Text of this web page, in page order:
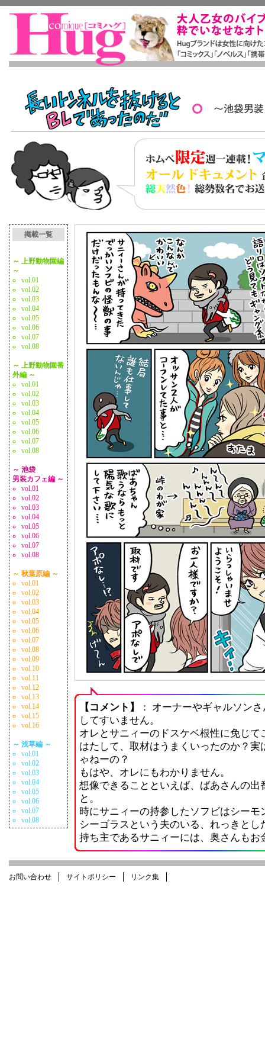
掲載一覧
～ 上野動物園編
～
vol.01
vol.02
vol.03
vol.04
vol.05
vol.06
vol.07
vol.08
～ 上野動物園番
外編 ～
vol.01
vol.02
vol.03
vol.04
vol.05
vol.06
vol.07
vol.08
～ 池袋
男装カフェ編 ～
vol.01
vol.02
vol.03
vol.04
vol.05
vol.06
vol.07
vol.08
～ 秋葉原編 ～
vol.01
vol.02
vol.03
vol.04
vol.05
vol.06
vol.07
vol.08
vol.09
vol.10
vol.11
vol.12
vol.13
vol.14
vol.15
vol.16
～ 浅草編 ～
vol.01
vol.02
vol.03
vol.04
vol.05
vol.06
vol.07
vol.08
【コメント】
： オーナーやギャルソン
してすいません。
オレとサニィーのドスケベ根性に免じて
はたして、取材はうまくいったのか？
ゃねーの？
もはや、オレにもわかりません。
想像できることといえば、ばあさんの
と。
時にサニィーの持参したソフビはシーモ
シーゴラスという夫のいる、れっきとし
持ち主であるサニィーには、奥さんも
お問い合わせ サイトポリシー リンク集